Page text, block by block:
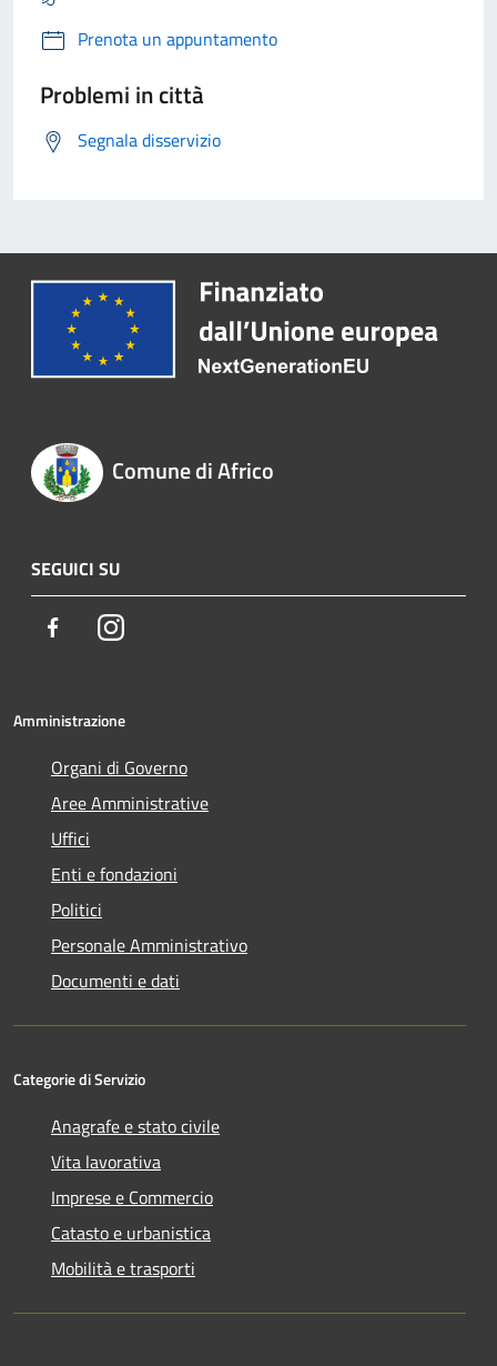
Prenota un appuntamento
Problemi in città
Segnala disservizio
Comune di Africo
SEGUICI SU
FacebookInstagram
Amministrazione
Organi di Governo
Aree Amministrative
Uffici
Enti e fondazioni
Politici
Personale Amministrativo
Documenti e dati
Categorie di Servizio
Anagrafe e stato civile
Vita lavorativa
Imprese e Commercio
Catasto e urbanistica
Mobilità e trasporti